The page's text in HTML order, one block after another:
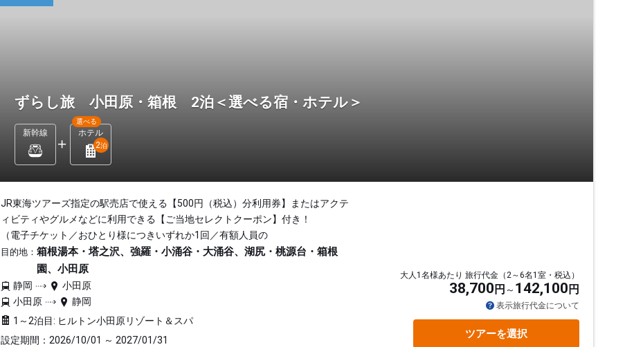
ずらし旅 小田原・箱根 2泊＜選べる宿・ホテル＞
新幹線 ホテル
選べる
2泊
JR東海ツアーズ指定の駅売店で使える【500円（税込）分利用券】またはアクテ
ィビティやグルメなどに利用できる【ご当地セレクトクーポン】付き！
（電子チケット／おひとり様につきいずれか1回／有額人員の
目的地： 箱根湯本・塔之沢、強羅・小涌谷・大涌谷、湖尻・桃源台・箱根
園、小田原
静岡
小田原
小田原
静岡
1～2泊目: ヒルトン小田原リゾート＆スパ
設定期間：2026/10/01 ～ 2027/01/31
大人1名様あたり 旅行代金（2～6名1室・税込）
38,700 円 142,100 円
表示旅行代金について
ツアーを選択